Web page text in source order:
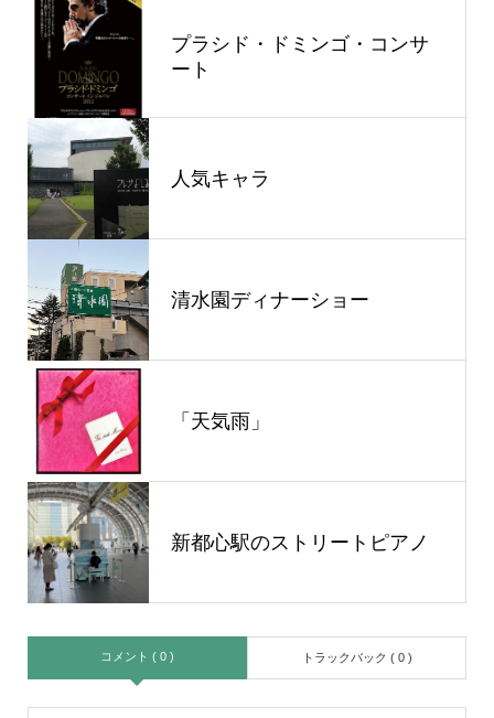
プラシド・ドミンゴ・コンサ
ート
人気キャラ
清水園ディナーショー
「天気雨」
新都心駅のストリートピアノ
コメント ( 0 ) トラックバック ( 0 )